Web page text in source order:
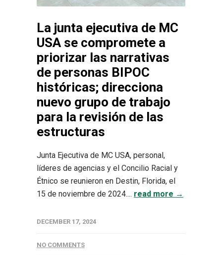
La junta ejecutiva de MC
USA se compromete a
priorizar las narrativas
de personas BIPOC
históricas; direcciona
nuevo grupo de trabajo
para la revisión de las
estructuras
Junta Ejecutiva de MC USA, personal,
líderes de agencias y el Concilio Racial y
Étnico se reunieron en Destin, Florida, el
15 de noviembre de 2024.... read more →
DECEMBER 17, 2024
NO COMMENTS